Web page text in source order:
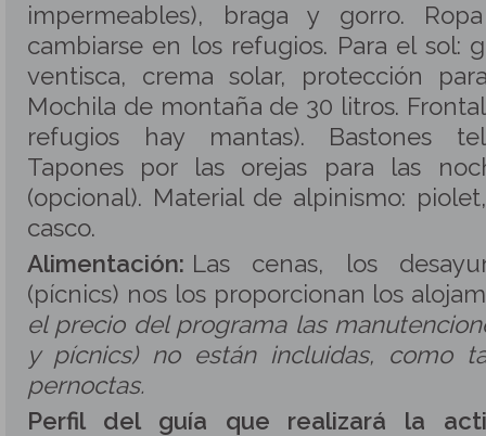
impermeables), braga y gorro.
cambiarse en los refugios. Para el sol:
ventisca, crema solar, protección
Mochila de montaña de 30 litros.
refugios hay mantas). Bastones
Tapones por las orejas para las
(opcional). Material de alpinismo:
casco.
Alimentación: Las cenas, los
(pícnics) nos los proporcionan los
el precio del programa las
y pícnics) no están incluidas, como
pernoctas.
Perfil del guía que realizará la